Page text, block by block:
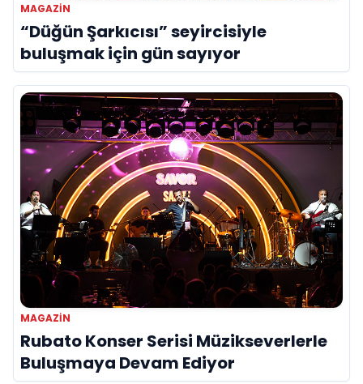
MAGAZIN
“Düğün Şarkıcısı” seyircisiyle
buluşmak için gün sayıyor
MAGAZIN
Rubato Konser Serisi Müzikseverlerle
Buluşmaya Devam Ediyor